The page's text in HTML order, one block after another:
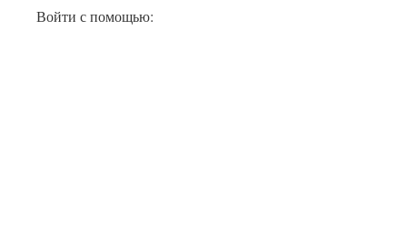
Войти с помощью: